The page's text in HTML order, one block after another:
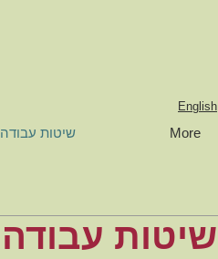
שיטות עבודה More
English
שיטות עבודה